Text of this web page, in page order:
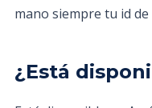
mano siempre tu id de
¿Está